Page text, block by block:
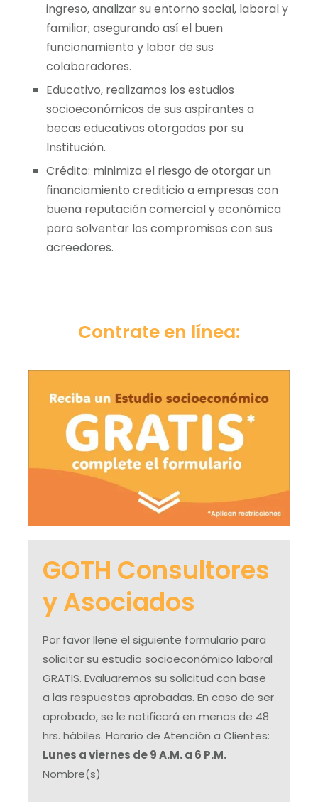
ingreso, analizar su entorno social, laboral y
familiar; asegurando así el buen
funcionamiento y labor de sus
colaboradores.
Educativo, realizamos los estudios
socioeconómicos de sus aspirantes a
becas educativas otorgadas por su
Institución.
Crédito: minimiza el riesgo de otorgar un
financiamiento crediticio a empresas con
buena reputación comercial y económica
para solventar los compromisos con sus
acreedores.
Contrate en línea:
GOTH Consultores
y Asociados
Por favor llene el siguiente formulario para
solicitar su estudio socioeconómico laboral
GRATIS. Evaluaremos su solicitud con base
a las respuestas aprobadas. En caso de ser
aprobado, se le notificará en menos de 48
hrs. hábiles. Horario de Atención a Clientes:
Lunes a viernes de 9 A.M. a 6 P.M.
Nombre(s)